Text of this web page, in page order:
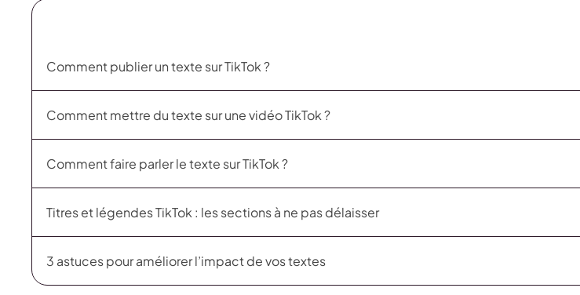
Comment publier un texte sur TikTok ?
Comment mettre du texte sur une vidéo TikTok ?
Comment faire parler le texte sur TikTok ?
Titres et légendes TikTok : les sections à ne pas délaisser
3 astuces pour améliorer l’impact de vos textes